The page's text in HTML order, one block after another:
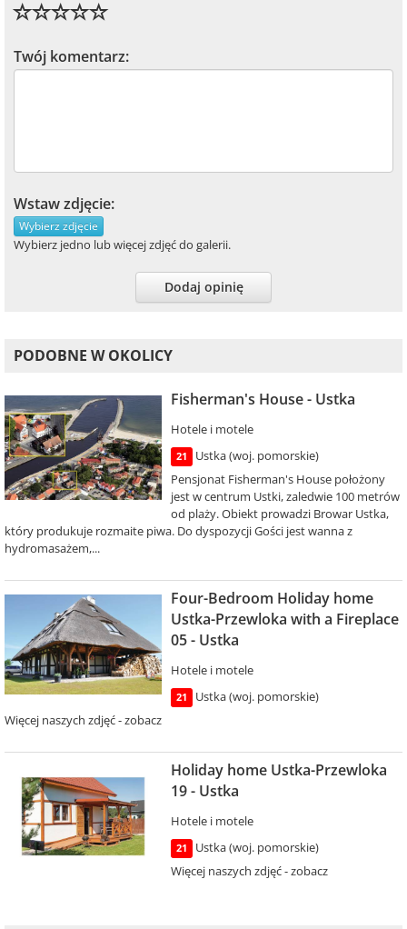
Twój komentarz:
Wstaw zdjęcie:
Wybierz zdjęcie
Wybierz jedno lub więcej zdjęć do galerii.
Dodaj opinię
PODOBNE W OKOLICY
Fisherman's House - Ustka
Hotele i motele
21
Ustka (woj. pomorskie)
Pensjonat Fisherman's House położony
jest w centrum Ustki, zaledwie 100 metrów
od plaży. Obiekt prowadzi Browar Ustka,
który produkuje rozmaite piwa. Do dyspozycji Gości jest wanna z
hydromasażem,...
Four-Bedroom Holiday home
Ustka-Przewloka with a Fireplace
05 - Ustka
Hotele i motele
21
Ustka (woj. pomorskie)
Więcej naszych zdjęć - zobacz
Holiday home Ustka-Przewloka
19 - Ustka
Hotele i motele
21
Ustka (woj. pomorskie)
Więcej naszych zdjęć - zobacz